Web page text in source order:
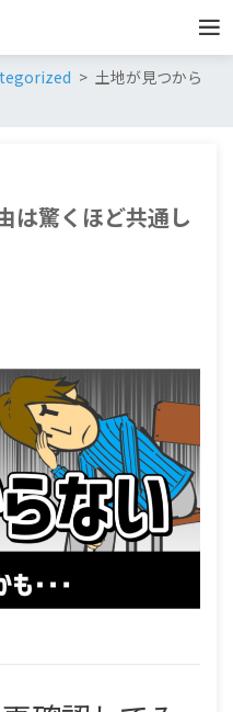
土地が見つから
は驚くほど共通し